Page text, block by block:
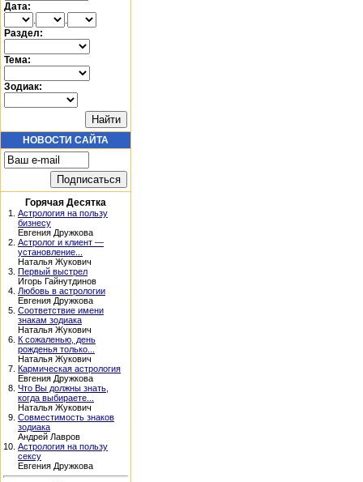
Дата:
.
.
Раздел:
Тема:
Зодиак:
НОВОСТИ САЙТА
Горячая Десятка
1. Астрология на пользу
бизнесу
Евгения Дружкова
2. Астролог и клиент —
установление...
Наталья Жукович
3. Первый выстрел
Игорь Гайнутдинов
4. Любовь в астрологии
Евгения Дружкова
5. Соответствие имени
знакам зодиака
Наталья Жукович
6. К сожаленью, день
рожденья только...
Наталья Жукович
7. Кармическая астрология
Евгения Дружкова
8. Что Вы должны знать,
когда выбираете...
Наталья Жукович
9. Совместимость знаков
зодиака
Андрей Лавров
10. Астрология на пользу
сексу
Евгения Дружкова